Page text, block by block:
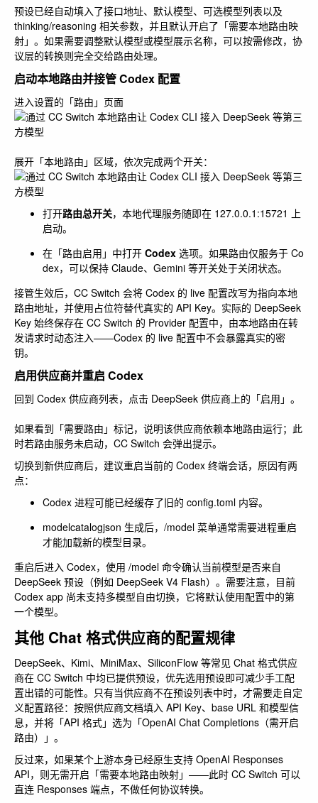
预设已经自动填入了接口地址、默认模型、可选模型列表以及
thinking/reasoning 相关参数，并且默认开启了「需要本地路由映
射」。如果需要调整默认模型或模型展示名称，可以按需修改，协
议层的转换则完全交给路由处理。
启动本地路由并接管 Codex 配置
进入设置的「路由」页面
展开「本地路由」区域，依次完成两个开关：
打开路由总开关，本地代理服务随即在 127.0.0.1:15721
上
启动。
在「路由启用」中打开 Codex 选项。如果路由仅服务于 Co
dex，可以保持 Claude、Gemini 等开关处于关闭状态。
接管生效后，CC Switch 会将 Codex 的 live 配置改写为指向本地
路由地址，并使用占位符替代真实的 API Key。实际的 DeepSeek
Key 始终保存在 CC Switch 的 Provider 配置中，由本地路由在转
发请求时动态注入——Codex 的 live 配置中不会暴露真实的密
钥。
启用供应商并重启 Codex
回到 Codex 供应商列表，点击 DeepSeek 供应商上的「启用」。
如果看到「需要路由」标记，说明该供应商依赖本地路由运行；此
时若路由服务未启动，CC Switch 会弹出提示。
切换到新供应商后，建议重启当前的 Codex 终端会话，原因有两
点：
Codex 进程可能已经缓存了旧的 config.toml 内容。
modelcatalogjson 生成后， /model 菜单通常需要进程重启
才能加载新的模型目录。
重启后进入 Codex，使用 /model 命令确认当前模型是否来自
DeepSeek 预设（例如 DeepSeek V4 Flash）。需要注意，目前
Codex app 尚未支持多模型自由切换，它将默认使用配置中的第
一个模型。
其他 Chat 格式供应商的配置规律
DeepSeek、Kimi、MiniMax、SiliconFlow 等常见 Chat 格式供应
商在 CC Switch 中均已提供预设，优先选用预设即可减少手工配
置出错的可能性。只有当供应商不在预设列表中时，才需要走自定
义配置路径：按照供应商文档填入 API Key、base URL 和模型信
息，并将「API 格式」选为「OpenAI Chat Completions（需开启
路由）」。
反过来，如果某个上游本身已经原生支持 OpenAI Responses
API，则无需开启「需要本地路由映射」——此时 CC Switch 可以
直连 Responses 端点，不做任何协议转换。